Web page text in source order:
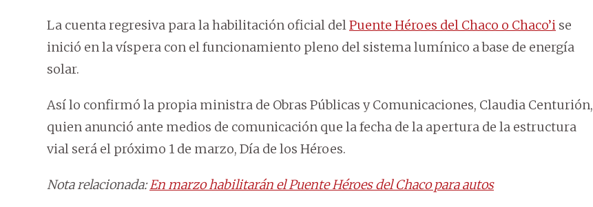
La cuenta regresiva para la habilitación oficial delPuente Héroes del Chaco o Chaco’i se
inició en la víspera con el funcionamiento pleno del sistema lumínico a base de energía
solar.
Así lo confirmó la propia ministra de Obras Públicas y Comunicaciones, Claudia Centurión,
quien anunció ante medios de comunicación que la fecha de la apertura de la estructura
vial será el próximo 1 de marzo, Día de los Héroes.
Nota relacionada:En marzo habilitarán el Puente Héroes del Chaco para autos